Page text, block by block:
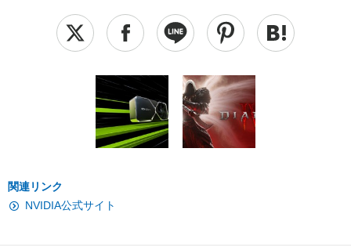
関連リンク
NVIDIA公式サイト